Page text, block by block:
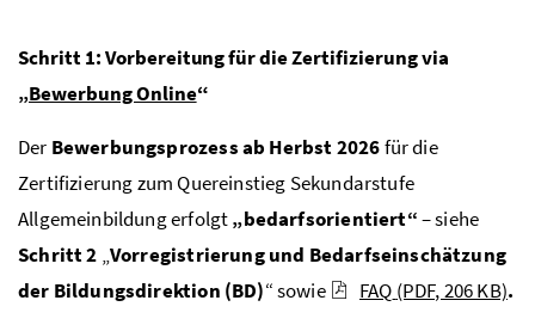
Schritt 1: Vorbereitung für die Zertifizierung via
„Bewerbung Online“
Der Bewerbungsprozess ab Herbst 2026für die
Zertifizierung zum Quereinstieg Sekundarstufe
Allgemeinbildung erfolgt„bedarfsorientiert“– siehe
Schritt 2 „Vorregistrierung und Bedarfseinschätzung
der Bildungsdirektion (BD)“ sowie FAQ (PDF, 206 KB).